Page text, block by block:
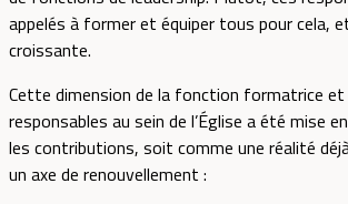
appelés à former et équiper tous pour cela,
croissante.
Cette dimension de la fonction formatrice et
responsables au sein de l’Église a été mise
les contributions, soit comme une réalité
un axe de renouvellement :